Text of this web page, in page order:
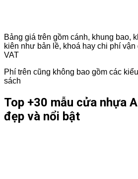
Bảng giá trên gồm cánh, khung bao,
kiên như bản lề, khoá hay chi phí
VAT
Phí trên cũng không bao gồm các
sách
Top +30 mẫu cửa nhựa
đẹp và nổi bật